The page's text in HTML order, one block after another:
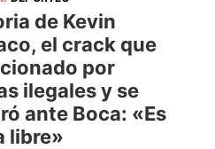
de Kevin
el crack que
por
ilegales y se
ante Boca: «Es
libre»